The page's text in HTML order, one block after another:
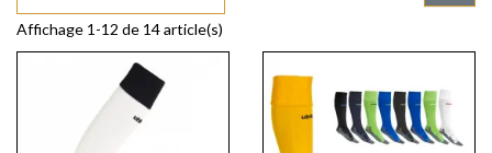
Affichage 1-12 de 14 article(s)